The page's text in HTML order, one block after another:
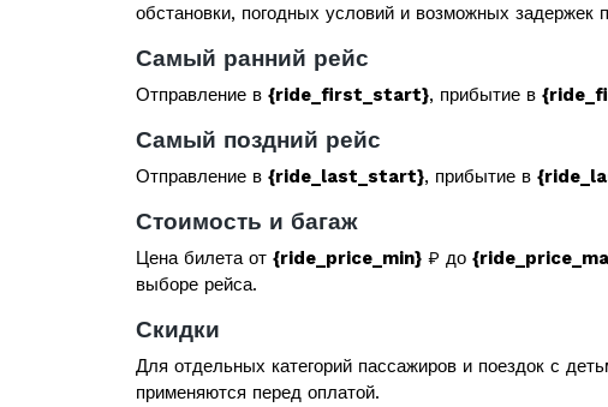
обстановки, погодных условий и возможных
Самый ранний рейс
Отправление в {ride_first_start}, прибытие в
Самый поздний рейс
Отправление в {ride_last_start}, прибытие в
Стоимость и багаж
Цена билета от {ride_price_min} ₽ до
выборе рейса.
Скидки
Для отдельных категорий пассажиров и поездок с
применяются перед оплатой.